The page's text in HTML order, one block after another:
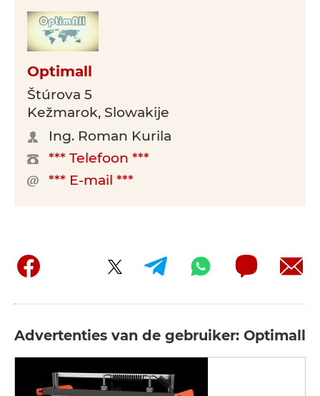
Optimall
Štúrova 5
Kežmarok, Slowakije
Ing. Roman Kurila
*** Telefoon ***
*** E-mail ***
Advertenties van de gebruiker: Optimall